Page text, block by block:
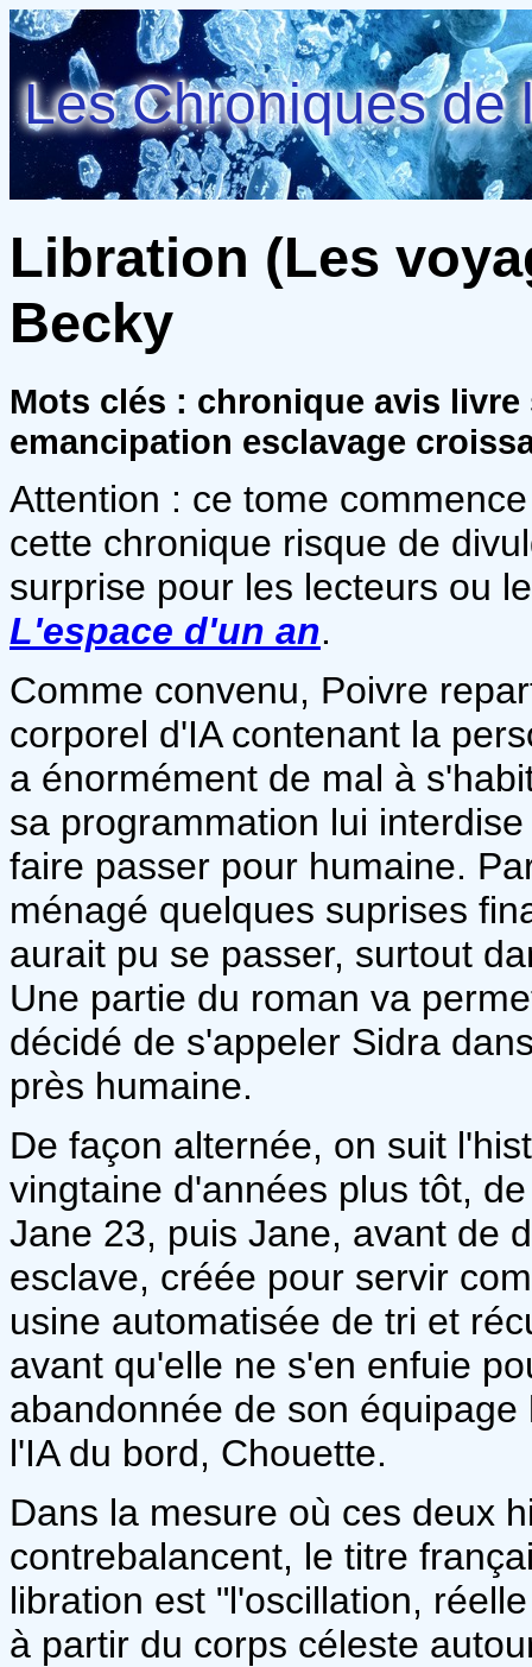
Les Chroniques de
Libration (Les
Becky
Mots clés : chronique avis
emancipation esclavage
Attention : ce tome
cette chronique risque de
surprise pour les lecteurs ou
L'espace d'un an.
Comme convenu, Poivre
corporel d'IA contenant la
a énormément de mal à
sa programmation lui
faire passer pour humaine.
ménagé quelques suprises
aurait pu se passer, surtout
Une partie du roman va
décidé de s'appeler Sidra
près humaine.
De façon alternée, on suit
vingtaine d'années plus tôt,
Jane 23, puis Jane, avant de
esclave, créée pour servir
usine automatisée de tri et
avant qu'elle ne s'en enfuie
abandonnée de son
l'IA du bord, Chouette.
Dans la mesure où ces deux
contrebalancent, le titre
libration est "l'oscillation,
à partir du corps céleste